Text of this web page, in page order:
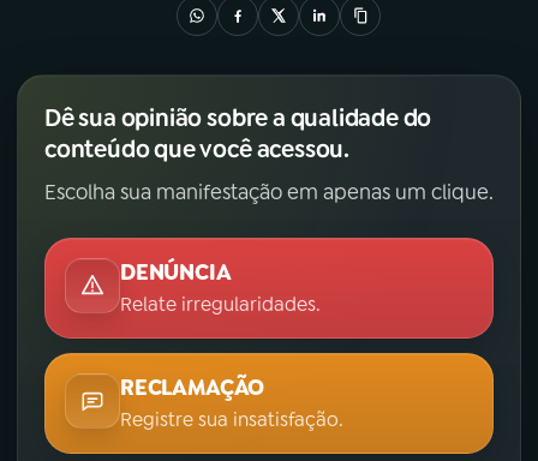
Dê sua opinião sobre a qualidade do
conteúdo que você acessou.
Escolha sua manifestação em apenas um clique.
DENÚNCIA
Relate irregularidades.
RECLAMAÇÃO
Registre sua insatisfação.